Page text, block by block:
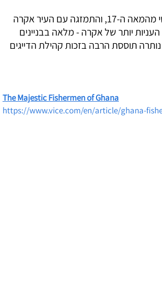
ג'יימסטאון מקורה כקהילה שצמחה סביב מבצר ג'יימס הבריטי מהמאה ה-17, והתמזגה עם העיר אקרה
יותר של אקרה - מלאה בבניינים
נותרה תוססת הרבה בזכות קהילת הדייגים
The Majestic Fishermen of Ghana
https://www.vice.com/en/article/ghana-